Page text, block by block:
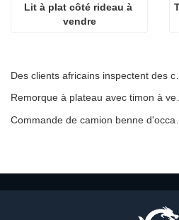
Lit à plat côté rideau à
vendre